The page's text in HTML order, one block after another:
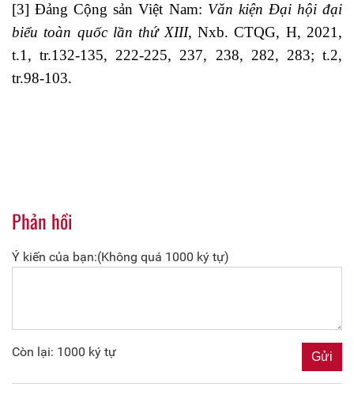
[3] Đảng Cộng sản Việt Nam: Văn kiện Đại hội đại
biểu toàn quốc lần thứ XIII, Nxb. CTQG, H, 2021,
t.1, tr.132-135, 222-225, 237, 238, 282, 283; t.2,
tr.98-103.
Phản hồi
Ý kiến của bạn:(Không quá 1000 ký tự)
Còn lại: 1000 ký tự